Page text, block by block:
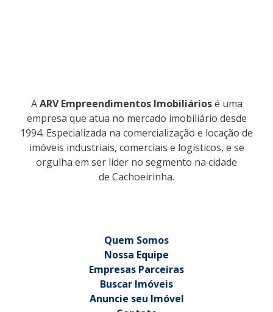
AARV Empreendimentos Imobiliáriosé uma
empresa que atua no mercado imobiliário desde
1994. Especializada na comercialização e locação de
imóveis industriais, comerciais e logísticos, e se
orgulha em ser líder no segmento na cidade
de Cachoeirinha.
Quem Somos
Nossa Equipe
Empresas Parceiras
Buscar Imóveis
Anuncie seu Imóvel